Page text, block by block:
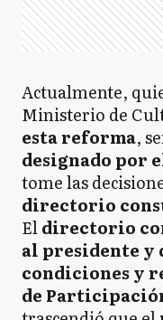
Actualmente,
Ministerio de
esta reforma,
designado por
tome las
directorio
Eldirectorio
al presidente y
condiciones y
de